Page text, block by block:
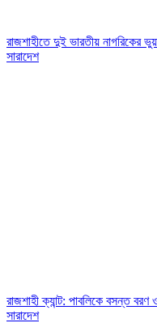
রাজশাহীতে দুই ভারতীয় নাগরিকের
সারাদেশ
রাজশাহী ক্যান্ট: পাবলিকে বসন্ত বরণ
সারাদেশ